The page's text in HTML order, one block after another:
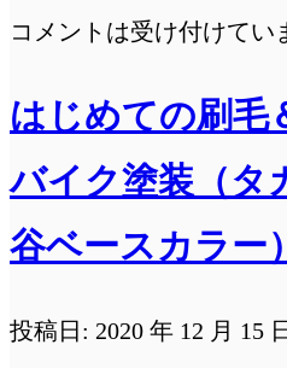
み
（SeaArt.Ai）
コメントは受け付けてい
はじめての刷毛
バイク塗装（タ
谷ベースカラー）
投稿日: 2020 年 12 月 15